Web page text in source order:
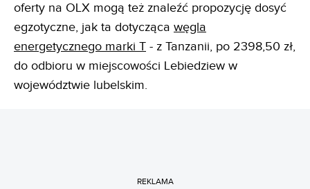
oferty na OLX mogą też znaleźć propozycję dosyć
egzotyczne, jak ta dotycząca węgla
energetycznego marki T - z Tanzanii, po 2398,50 zł,
do odbioru w miejscowości Lebiedziew w
województwie lubelskim.
REKLAMA